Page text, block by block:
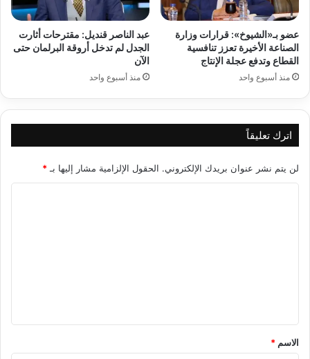
عضو بـ«الشيوخ»: قرارات وزارة
الصناعة الأخيرة تعزز تنافسية
القطاع وتدفع عجلة الإنتاج
منذ أسبوع واحد
عبد الناصر قنديل: مقترحات أثارت
الجدل لم تدخل أروقة البرلمان حتى
الآن
منذ أسبوع واحد
اترك تعليقاً
لن يتم نشر عنوان بريدك الإلكتروني. الحقول الإلزامية مشار إليها بـ*
*
الاسم *